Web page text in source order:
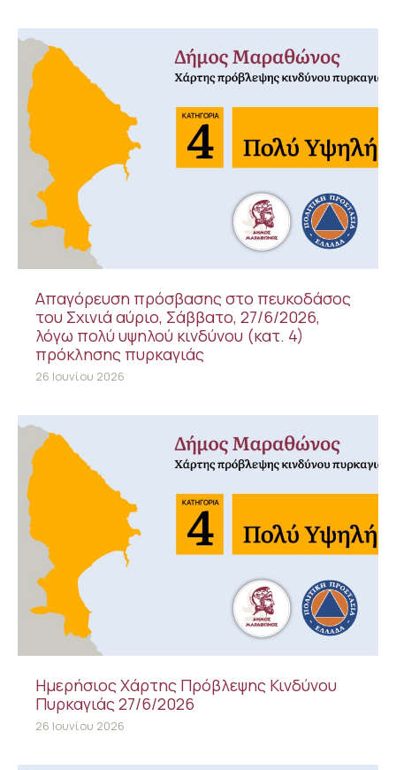
Απαγόρευση πρόσβασης στο πευκοδάσος
του Σχινιά αύριο, Σάββατο, 27/6/2026,
λόγω πολύ υψηλού κινδύνου (κατ. 4)
πρόκλησης πυρκαγιάς
26 Ιουνίου 2026
Ημερήσιος Χάρτης Πρόβλεψης Κινδύνου
Πυρκαγιάς 27/6/2026
26 Ιουνίου 2026